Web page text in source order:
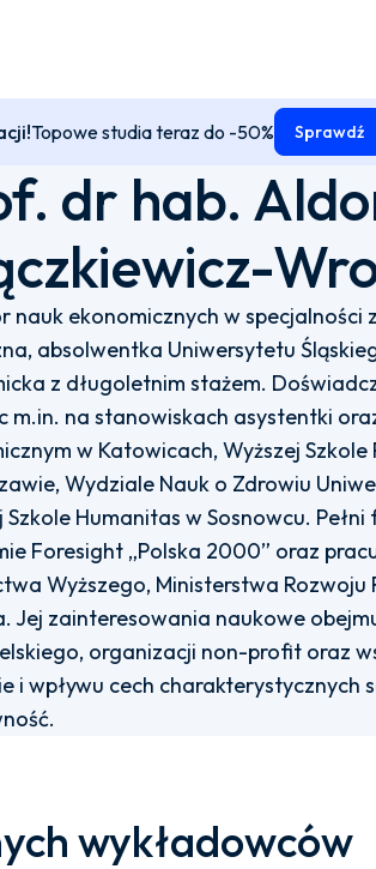
Topowe studia teraz do -50% Sprawdź
dr hab.
nauk ekonomicznych w specjalności
absolwentka Uniwersytetu
z długoletnim stażem.
m.in. na stanowiskach asystentki
w Katowicach, Wyższej
Wydziale Nauk o Zdrowiu
Szkole Humanitas w Sosnowcu.
Foresight „Polska 2000” oraz
Wyższego, Ministerstwa
Jej zainteresowania naukowe
organizacji non-profit oraz
i wpływu cech charakterystycznych
wykładowców